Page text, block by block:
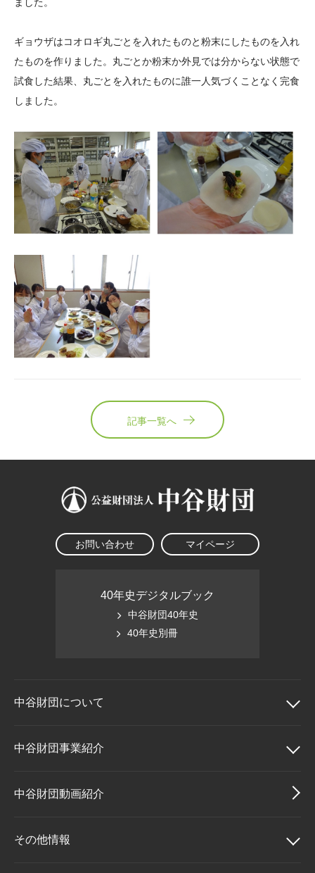
科学教育振興助成・
ログラム助成
サイトマップ
ギョウザはコオロギ丸ごとを入れたものと粉末にしたものを入れ
たものを作りました。丸ごとか粉末か外見では分からない状態で
試食した結果、丸ごとを入れたものに誰一人気づくことなく完食
しました。
記事一覧へ
お問い合わせ マイページ
40年史デジタルブック
中谷財団40年史
40年史別冊
中谷財団について
中谷財団について
理事長挨拶
設立趣意書
中谷財団事業紹介
中谷財団事業紹介
中谷賞
中谷財団動画紹介
その他情報